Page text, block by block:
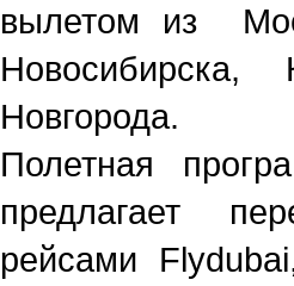
вылетом из
Новгорода.
Полетная
предлагает
рейсами